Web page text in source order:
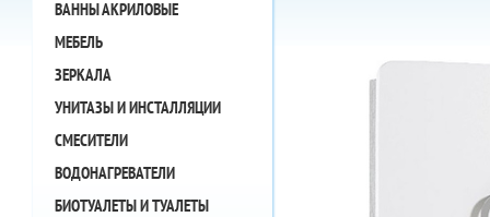
ВАННЫ АКРИЛОВЫЕ
МЕБЕЛЬ
ЗЕРКАЛА
УНИТАЗЫ И ИНСТАЛЛЯЦИИ
СМЕСИТЕЛИ
ВОДОНАГРЕВАТЕЛИ
БИОТУАЛЕТЫ И ТУАЛЕТЫ